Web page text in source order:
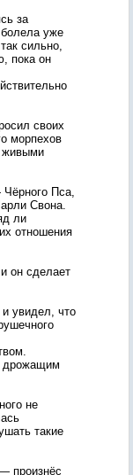
за
уже
сильно,
пока он
своих
морпехов
живыми
Пса,
Свона.
ли
отношения
он сделает
увидел, что
дрожащим
не
такие
произнёс